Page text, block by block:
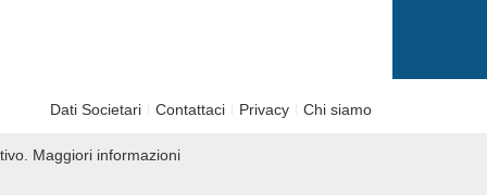
Maggiori informazioni
Dati Societari Contattaci Privacy Chi siamo